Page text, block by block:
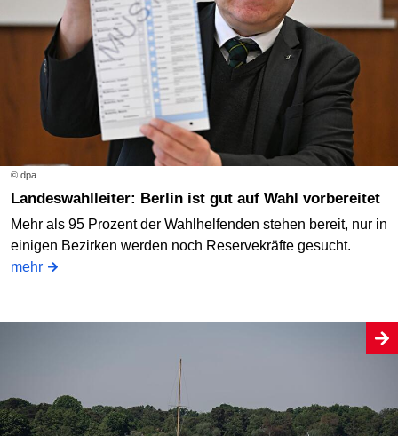
© dpa
Landeswahlleiter: Berlin ist gut auf Wahl vorbereitet
Mehr als 95 Prozent der Wahlhelfenden stehen bereit, nur in
einigen Bezirken werden noch Reservekräfte gesucht.
mehr